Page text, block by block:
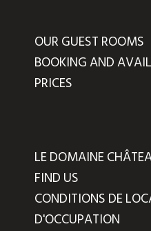
OUR GUEST ROOMS
BOOKING AND
PRICES
LE DOMAINE
FIND US
CONDITIONS DE
D'OCCUPATION